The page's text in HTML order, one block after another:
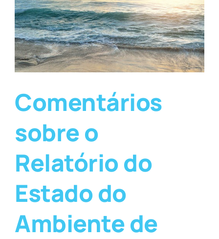
Comentários
sobre o
Relatório do
Estado do
Ambiente de